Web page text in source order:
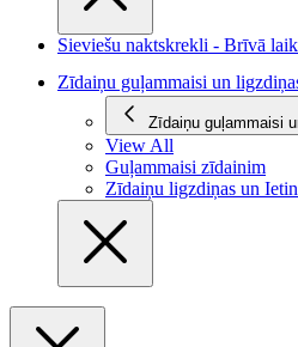
Sieviešu naktskrekli - Brīvā
Zīdaiņu guļammaisi un
Zīdaiņu guļammaisi
View All
Guļammaisi zīdainim
Zīdaiņu ligzdiņas un